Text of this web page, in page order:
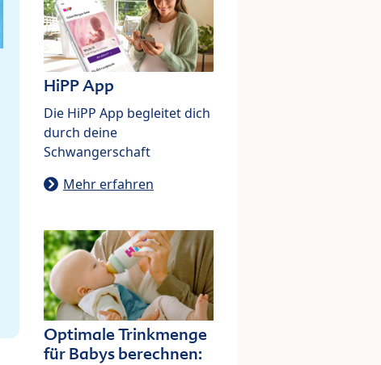
HiPP App
Die HiPP App begleitet dich
durch deine
Schwangerschaft
Mehr erfahren
Optimale Trinkmenge
für Babys berechnen: